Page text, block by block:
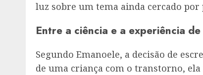
luz sobre um tema ainda cercado por
Entre a ciência e a experiência de
Segundo Emanoele, a decisão de
de uma criança com o transtorno,